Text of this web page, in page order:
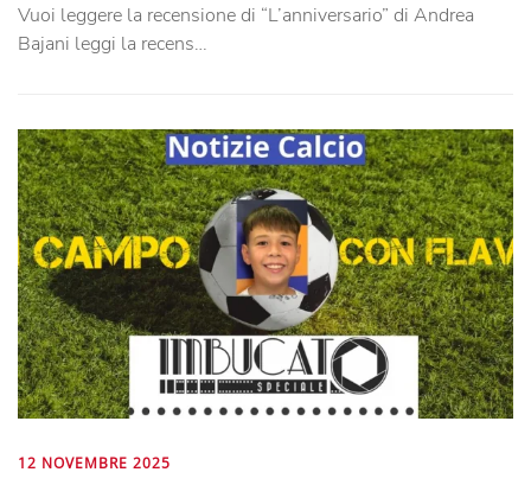
Vuoi leggere la recensione di “L’anniversario” di Andrea
Bajani leggi la recens…
12 NOVEMBRE 2025